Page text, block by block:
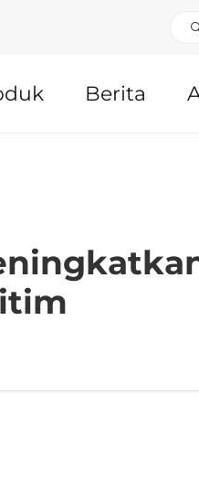
Berita